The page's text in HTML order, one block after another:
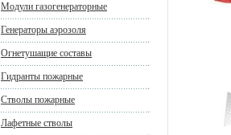
Модули газогенераторные
Генераторы аэрозоля
Огнетушащие составы
Гидранты пожарные
Стволы пожарные
Лафетные стволы